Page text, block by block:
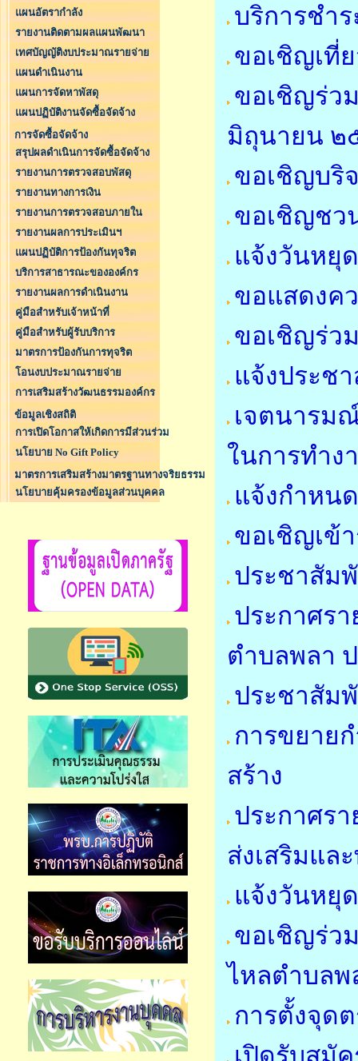
แผนอัตรากำลัง
รายงานติดตามผลแผนพัฒนา
เทศบัญญัติงบประมาณรายจ่าย
แผนดำเนินงาน
แผนการจัดหาพัสดุ
แผนปฏิบัติงานจัดซื้อจัดจ้าง
การจัดซื้อจัดจ้าง
สรุปผลดำเนินการจัดซื้อจัดจ้าง
รายงานการตรวจสอบพัสดุ
รายงานทางการเงิน
รายงานการตรวจสอบภายใน
รายงานผลการประเมินฯ
แผนปฏิบัติการป้องกันทุจริต
บริการสาธารณะขององค์กร
รายงานผลการดำเนินงาน
คู่มือสำหรับเจ้าหน้าที่
คู่มือสำหรับผู้รับบริการ
มาตรการป้องกันการทุจริต
โอนงบประมาณรายจ่าย
การเสริมสร้างวัฒนธรรมองค์กร
ข้อมูลเชิงสถิติ
การเปิดโอกาสให้เกิดการมีส่วนร่วม
นโยบาย No Gift Policy
มาตรการเสริมสร้างมาตรฐานทางจริยธรรม
นโยบายคุ้มครองข้อมูลส่วนบุคคล
บริการชำ
ขอเชิญเที่
ขอเชิญร่ว
มิถุนายน ๒
ขอเชิญบริ
ขอเชิญชว
แจ้งวันหยุ
ขอแสดงค
ขอเชิญร่ว
แจ้งประช
เจตนารม
ในการทำง
แจ้งกำหน
ขอเชิญเข้
ประชาสัม
ประกาศร
ตำบลพลา
ประชาสัม
การขยาย
สร้าง
ประกาศร
ส่งเสริมแ
แจ้งวันหยุ
ขอเชิญร่ว
ไหลตำบล
การตั้งจุด